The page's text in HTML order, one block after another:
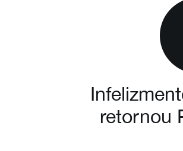
retornou